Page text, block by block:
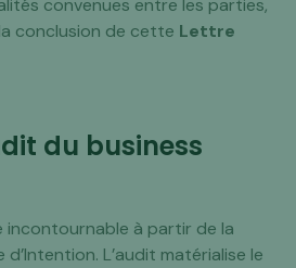
convenues entre les parties,
conclusion de cette Lettre
du business
incontournable à partir de la
L’audit matérialise le